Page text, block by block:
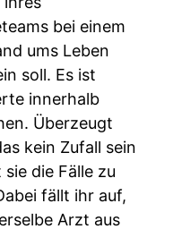
bei einem
ums Leben
soll. Es ist
innerhalb
Überzeugt
kein Zufall sein
die Fälle zu
fällt ihr auf,
Arzt aus